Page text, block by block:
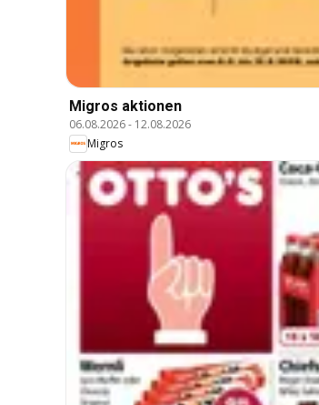
Migros aktionen
06.08.2026- 12.08.2026
Migros